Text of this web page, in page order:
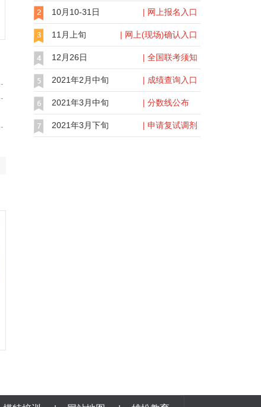
10月10-31日 | 网上报名入口
11月上旬 | 网上(现场)确认入口
12月26日 | 全国联考须知
2021年2月中旬 | 成绩查询入口
2021年3月中旬 | 分数线公布
2021年3月下旬 | 申请复试调剂